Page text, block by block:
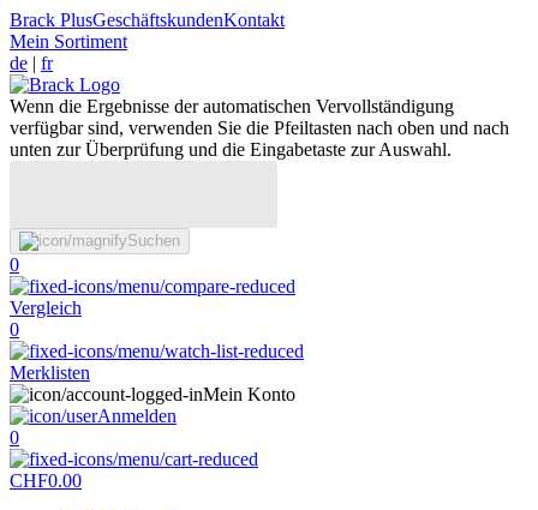
Brack PlusGeschäftskundenKontakt
Mein Sortiment
de | fr
Wenn die Ergebnisse der automatischen Vervollständigung
verfügbar sind, verwenden Sie die Pfeiltasten nach oben und nach
unten zur Überprüfung und die Eingabetaste zur Auswahl.
Suchen
0
Vergleich
0
Merklisten
Mein Konto
Anmelden
0
CHF0.00